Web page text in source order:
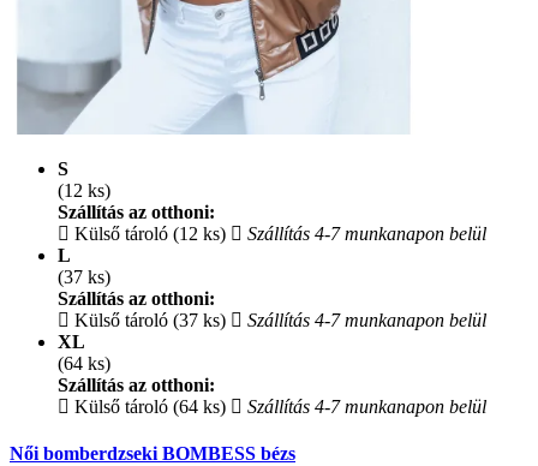
S
(12 ks)
Szállítás az otthoni:
Külső tároló (12 ks)
Szállítás 4-7 munkanapon belül
L
(37 ks)
Szállítás az otthoni:
Külső tároló (37 ks)
Szállítás 4-7 munkanapon belül
XL
(64 ks)
Szállítás az otthoni:
Külső tároló (64 ks)
Szállítás 4-7 munkanapon belül
Női bomberdzseki BOMBESS bézs